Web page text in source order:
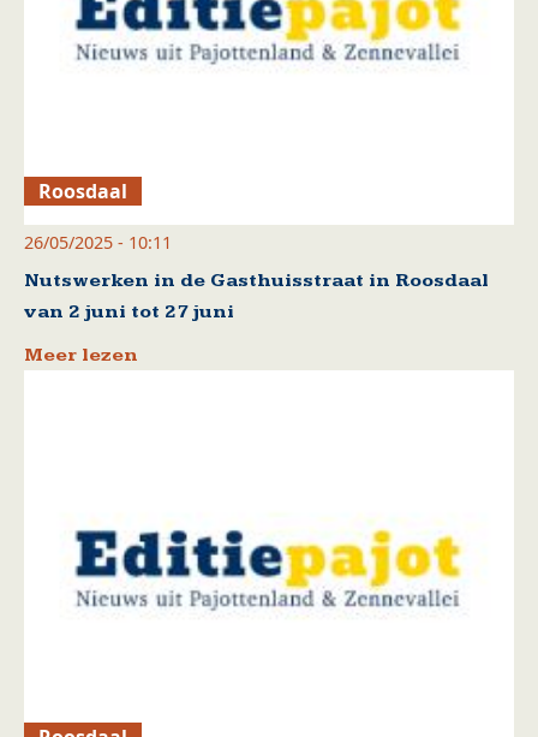
Roosdaal
26/05/2025 - 10:11
Nutswerken in de Gasthuisstraat in Roosdaal
van 2 juni tot 27 juni
Meer lezen